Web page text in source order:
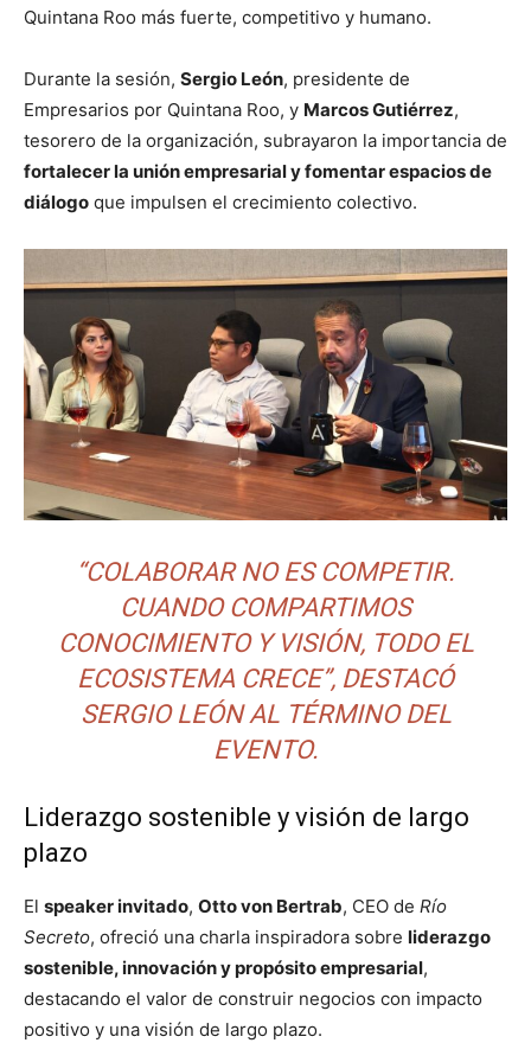
Quintana Roo más fuerte, competitivo y humano.
Durante la sesión, Sergio León, presidente de
Empresarios por Quintana Roo, y Marcos Gutiérrez,
tesorero de la organización, subrayaron la importancia de
fortalecer la unión empresarial y fomentar espacios de
diálogo que impulsen el crecimiento colectivo.
“COLABORAR NO ES COMPETIR.
CUANDO COMPARTIMOS
CONOCIMIENTO Y VISIÓN, TODO EL
ECOSISTEMA CRECE”, DESTACÓ
SERGIO LEÓN AL TÉRMINO DEL
EVENTO.
Liderazgo sostenible y visión de largo
plazo
El speaker invitado, Otto von Bertrab, CEO de Río
Secreto, ofreció una charla inspiradora sobre liderazgo
sostenible, innovación y propósito empresarial,
destacando el valor de construir negocios con impacto
positivo y una visión de largo plazo.